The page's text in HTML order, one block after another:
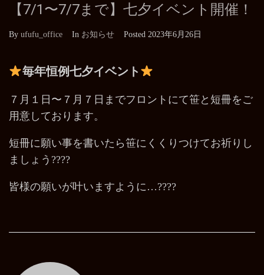
【7/1〜7/7まで】七夕イベント開催！
By ufufu_office In お知らせ Posted 2023年6月26日
毎年恒例七夕イベント
７月１日〜７月７日までフロントにて笹と短冊をご
用意しております。
短冊に願い事を書いたら笹にくくりつけてお祈りし
ましょう????
皆様の願いが叶いますように…????